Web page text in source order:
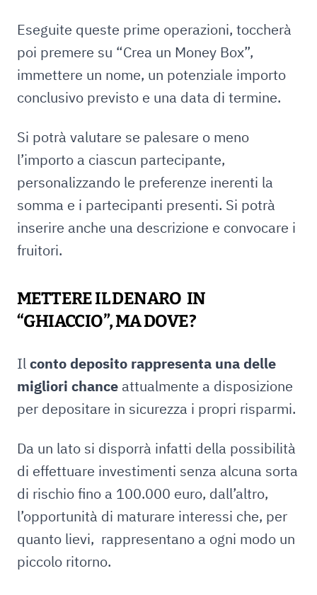
Eseguite queste prime operazioni, toccherà
poi premere su “Crea un Money Box”,
immettere un nome, un potenziale importo
conclusivo previsto e una data di termine.
Si potrà valutare se palesare o meno
l’importo a ciascun partecipante,
personalizzando le preferenze inerenti la
somma e i partecipanti presenti. Si potrà
inserire anche una descrizione e convocare i
fruitori.
METTERE IL DENARO IN
“GHIACCIO”, MA DOVE?
Ilconto deposito rappresenta una delle
migliori chance attualmente a disposizione
per depositare in sicurezza i propri risparmi.
Da un lato si disporrà infatti della possibilità
di effettuare investimenti senza alcuna sorta
di rischio fino a 100.000 euro, dall’altro,
l’opportunità di maturare interessi che, per
quanto lievi, rappresentano a ogni modo un
piccolo ritorno.